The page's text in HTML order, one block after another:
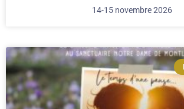
14-15 novembre 2026